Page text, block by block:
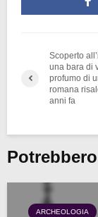
Scoperto
una bara di
profumo di
romana
anni fa
ARCHEOLOGIA